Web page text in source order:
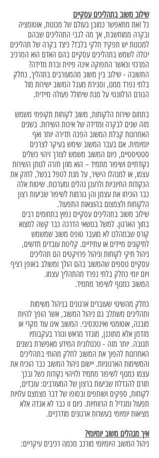
שילוב משוב בתהליכים עסקיים
כל זאת מתאפשר כמובן בעולם של מכונות, אוטומציה
ובקרה ממוחשבת, אך מה לגבי התהליכים שבהם
למכונות יש תפקיד חלקי בלבד? כיצד בקרה של תהליכים
יכולה לשמש בתהליכים עסקיים בהם האדם הוא המרכיב
המרכזי וכאשר התפוקה אינה פיזית וברת מדידה?
התשובה - שילוב בין משוב מהמעורבים בתהליך, כחלק
בלתי נפרד ממנו, וסגירת מעגל המשוב ישירות מול
הגורם הרלוונטי על מנת שיחולל פעולה מיידית.
בתחום שירות הלקוחות, משוב לקוחות תקופתי משמש
מזה שנים לבקרה ומדידה של איכות השירות. בשנים
האחרונות קבלת המשוב הפכה תדירה יותר ואף
יומיומית. אם בעבר המשוב שימש בעיקר לצרכים
סטטיסטיים, כיום המשוב משמש לצורך זיהוי כשלים
נקודתיים ושיפור מתמיד – הוא מוזן חזרה לנותן השירות
עצמו, או למנהלו הישיר, על מנת לטפל בכשל, לחזק את
הנקודות החיוביות ולרענן נהלים ומערכות. שיטות אלה
כבר הוכיחו את עצמן והן גורמות לשיפור שביעות רצון
הלקוחות ולצמצום בהוצאות התפעול.
שילוב משוב בתהליכים עסקיים נפוץ בתחומים רבים
בתוך הארגון. למשל בנושאי הדרכה כבר קשה למצוא
קורס שבמהלכו לא מועבר טופס משוב שמשמש
לתיקונים מיידים או עתידיים. קליטת עובדים חדשים,
ניהול תיקי לקוחות וניהול פרויקטים הם תהליכים
עסקיים נוספים שהמשוב בהם הולך ומשולב באופן רציף
ויום יומי כחלק בלתי נפרד מהתהליך עצמו.
המשוב כמנוף לשיפור מתמיד.
כחלק מהשינוי שעוברים ארגונים בניהול משימות
ותהליכים משתלב גם ניהול המשוב, אשר הופך להיות
מובנה, אוטומטי ואינטנסיבי. המשוב אינו עוד מקרי או
מזדמן אלא מתוכנן, מוגדר מראש וגורר בעקבותיו
תגובה. יותר מזה - טכנולוגית המידע מאפשרת בשנים
האחרונות להפוך את המשוב לחלק מהותי בתהליכים
והמשימות הארגוניות. יישום ניהול המשוב כבר הוכיח את
עצמו כמנוף לשיפור מתמיד ולזיהוי נקודות כשל ובכך
תורם להגדלת שביעות ברצון של המעורבים: עובדים,
לקוחות, ספקים ושותפים ובסופו של דבר מצמצם עלויות
תפעול ומגדיל ת הרווחיות. כיום זו כבר לא אגדה אלא
מציאות יומיומי בעשרות ארגונים מודרניים.
איך מנהלים משוב יומיומי?
ניהול המשוב היומיומי מורכב מכמה רכיבים עיקריים: